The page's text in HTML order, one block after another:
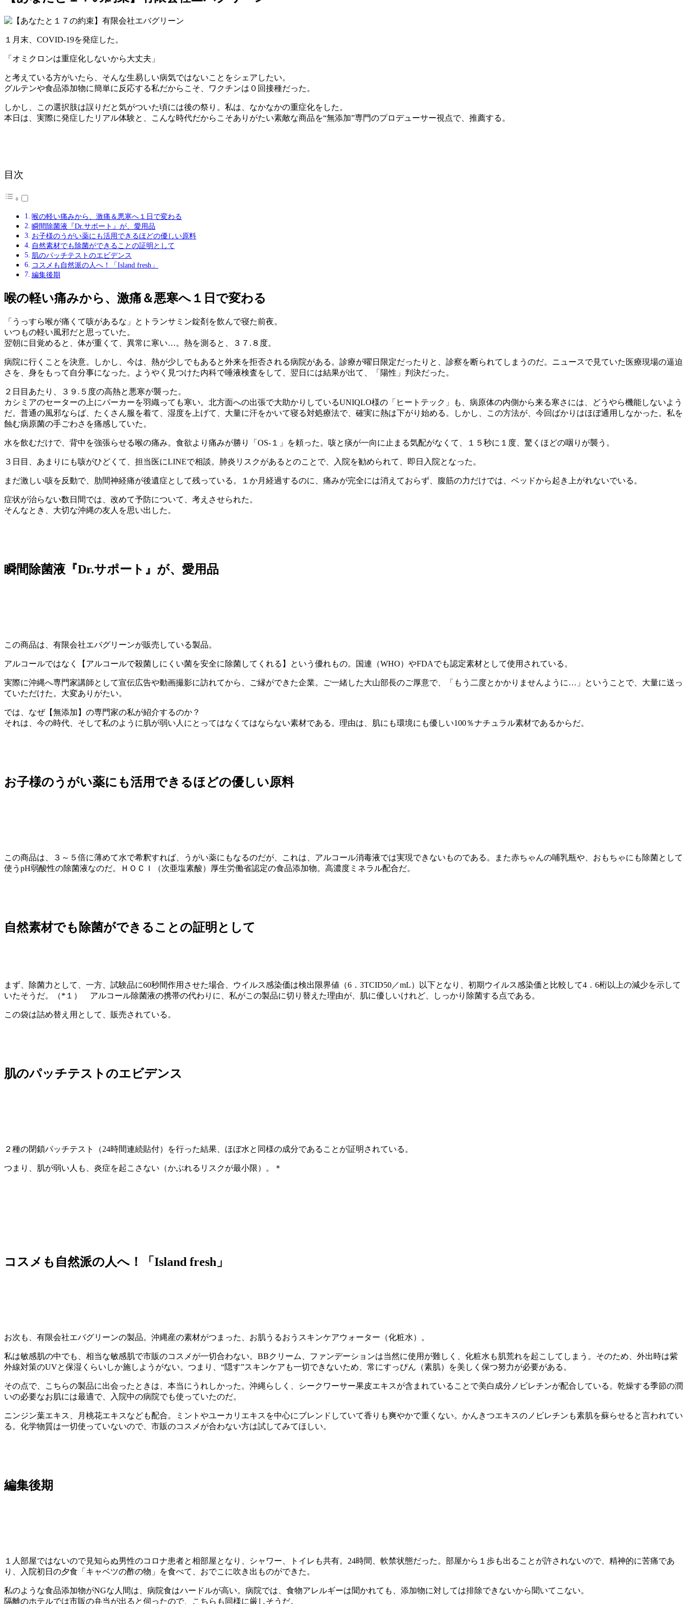
１月末、COVID-19を発症した。
「オミクロンは重症化しないから大丈夫」
と考えている方がいたら、そんな生易しい病気ではないことをシェアしたい。
グルテンや食品添加物に簡単に反応する私だからこそ、ワクチンは０回接種だった。
しかし、この選択肢は誤りだと気がついた頃には後の祭り。私は、なかなかの重症化をした。
本日は、実際に発症したリアル体験と、こんな時代だからこそありがたい素敵な商品を“無添加”専門のプロデューサー視点で、推薦する。
目次
喉の軽い痛みから、激痛＆悪寒へ１日で変わる
瞬間除菌液『Dr.サポート』が、愛用品
お子様のうがい薬にも活用できるほどの優しい原料
自然素材でも除菌ができることの証明として
肌のパッチテストのエビデンス
コスメも自然派の人へ！「Island fresh」
編集後期
喉の軽い痛みから、激痛＆悪寒へ１日で変わる
「うっすら喉が痛くて咳があるな」とトランサミン錠剤を飲んで寝た前夜。
いつもの軽い風邪だと思っていた。
翌朝に目覚めると、体が重くて、異常に寒い…。熱を測ると、３７.８度。
病院に行くことを決意。しかし、今は、熱が少しでもあると外来を拒否される病院がある。診療が曜日限定だったりと、診察を断られてしまうのだ。ニュースで見ていた医療現場の逼迫
さを、身をもって自分事になった。ようやく見つけた内科で唾液検査をして、翌日には結果が出て、「陽性」判決だった。
２日目あたり、３９.５度の高熱と悪寒が襲った。
カシミアのセーターの上にパーカーを羽織っても寒い。北方面への出張で大助かりしているUNIQLO様の「ヒートテック」も、病原体の内側から来る寒さには、どうやら機能しないよう
だ。普通の風邪ならば、たくさん服を着て、湿度を上げて、大量に汗をかいて寝る対処療法で、確実に熱は下がり始める。しかし、この方法が、今回ばかりはほぼ通用しなかった。私を
蝕む病原菌の手ごわさを痛感していた。
水を飲むだけで、背中を強張らせる喉の痛み。食欲より痛みが勝り「OS-１」を頼った。咳と痰が一向に止まる気配がなくて、１５秒に１度、驚くほどの咽りが襲う。
３日目、あまりにも咳がひどくて、担当医にLINEで相談。肺炎リスクがあるとのことで、入院を勧められて、即日入院となった。
まだ激しい咳を反動で、肋間神経痛が後遺症として残っている。１か月経過するのに、痛みが完全には消えておらず、腹筋の力だけでは、ベッドから起き上がれないでいる。
症状が治らない数日間では、改めて予防について、考えさせられた。
そんなとき、大切な沖縄の友人を思い出した。
瞬間除菌液『Dr.サポート』が、愛用品
この商品は、有限会社エバグリーンが販売している製品。
アルコールではなく【アルコールで殺菌しにくい菌を安全に除菌してくれる】という優れもの。国連（WHO）やFDAでも認定素材として使用されている。
実際に沖縄へ専門家講師として宣伝広告や動画撮影に訪れてから、ご縁ができた企業。ご一緒した大山部長のご厚意で、「もう二度とかかりませんように…」ということで、大量に送っ
ていただけた。大変ありがたい。
では、なぜ【無添加】の専門家の私が紹介するのか？
それは、今の時代、そして私のように肌が弱い人にとってはなくてはならない素材である。理由は、肌にも環境にも優しい100％ナチュラル素材であるからだ。
お子様のうがい薬にも活用できるほどの優しい原料
この商品は、３～５倍に薄めて水で希釈すれば、うがい薬にもなるのだが、これは、アルコール消毒液では実現できないものである。また赤ちゃんの哺乳瓶や、おもちゃにも除菌として
使うpH弱酸性の除菌液なのだ。ＨＯＣＩ（次亜塩素酸）厚生労働省認定の食品添加物。高濃度ミネラル配合だ。
自然素材でも除菌ができることの証明として
まず、除菌力として、一方、試験品に60秒間作用させた場合、ウイルス感染価は検出限界値（6．3TCID50／mL）以下となり、初期ウイルス感染価と比較して4．6桁以上の減少を示して
いたそうだ。（*１） アルコール除菌液の携帯の代わりに、私がこの製品に切り替えた理由が、肌に優しいけれど、しっかり除菌する点である。
この袋は詰め替え用として、販売されている。
肌のパッチテストのエビデンス
２種の閉鎖パッチテスト（24時間連続貼付）を行った結果、ほぼ水と同様の成分であることが証明されている。
つまり、肌が弱い人も、炎症を起こさない（かぶれるリスクが最小限）。＊
コスメも自然派の人へ！「Island fresh」
お次も、有限会社エバグリーンの製品。沖縄産の素材がつまった、お肌うるおうスキンケアウォーター（化粧水）。
私は敏感肌の中でも、相当な敏感肌で市販のコスメが一切合わない。BBクリーム、ファンデーションは当然に使用が難しく、化粧水も肌荒れを起こしてしまう。そのため、外出時は紫
外線対策のUVと保湿くらいしか施しようがない。つまり、“隠す”スキンケアも一切できないため、常にすっぴん（素肌）を美しく保つ努力が必要がある。
その点で、こちらの製品に出会ったときは、本当にうれしかった。沖縄らしく、シークワーサー果皮エキスが含まれていることで美白成分ノビレチンが配合している。乾燥する季節の潤
いの必要なお肌には最適で、入院中の病院でも使っていたのだ。
ニンジン葉エキス、月桃花エキスなども配合。ミントやユーカリエキスを中心にブレンドしていて香りも爽やかで重くない。かんきつエキスのノビレチンも素肌を蘇らせると言われてい
る。化学物質は一切使っていないので、市販のコスメが合わない方は試してみてほしい。
編集後期
１人部屋ではないので見知らぬ男性のコロナ患者と相部屋となり、シャワー、トイレも共有。24時間、軟禁状態だった。部屋から１歩も出ることが許されないので、精神的に苦痛であ
り、入院初日の夕食「キャベツの酢の物」を食べて、おでこに吹き出ものができた。
私のような食品添加物がNGな人間は、病院食はハードルが高い。病院では、食物アレルギーは聞かれても、添加物に対しては排除できないから聞いてこない。
隔離のホテルでは市販の弁当が出ると伺ったので、こちらも同様に厳しそうだ。